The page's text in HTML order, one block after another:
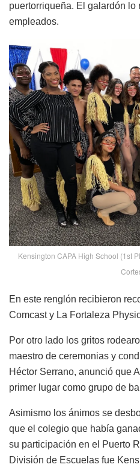
puertorriqueña. El galardón
empleados.
Kensington CAPA High School (1st
En este renglón recibieron
Comcast y La Fortaleza
Por otro lado los gritos
maestro de ceremonias y
Héctor Serrano, anunció que
primer lugar como grupo de
Asimismo los ánimos se
que el colegio que había
su participación en el Puerto
División de Escuelas fue